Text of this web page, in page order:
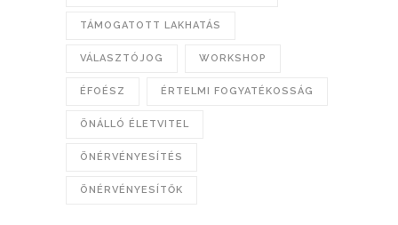
TÁMOGATOTT LAKHATÁS
VÁLASZTÓJOG WORKSHOP
ÉFOÉSZ ÉRTELMI FOGYATÉKOSSÁG
ÖNÁLLÓ ÉLETVITEL
ÖNÉRVÉNYESÍTÉS
ÖNÉRVÉNYESÍTŐK